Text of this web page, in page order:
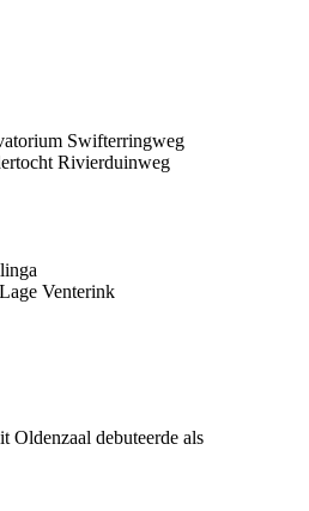
Swifterringweg
Rivierduinweg
Venterink
Oldenzaal debuteerde als